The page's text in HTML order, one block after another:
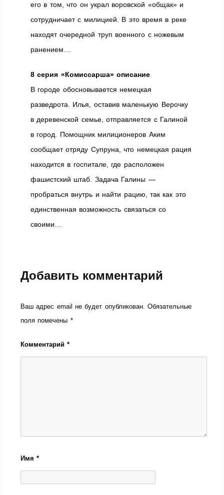
его в том, что он украл воровской «общак» и
сотрудничает с милицией. В это время в реке
находят очередной труп военного с ножевым
ранением…
8 серия «Комиссарша» описание
В городе обосновывается немецкая
разведрота. Илья, оставив маленькую Верочку
в деревенской семье, отправляется с Галиной
в город. Помощник милиционеров Аким
сообщает отряду Супруна, что немецкая рация
находится в госпитале, где расположен
фашистский штаб. Задача Галины —
пробраться внутрь и найти рацию, так как это
единственная возможность связаться со
своими…
Добавить комментарий
Ваш адрес email не будет опубликован. Обязательные
поля помечены *
Комментарий*
Имя*